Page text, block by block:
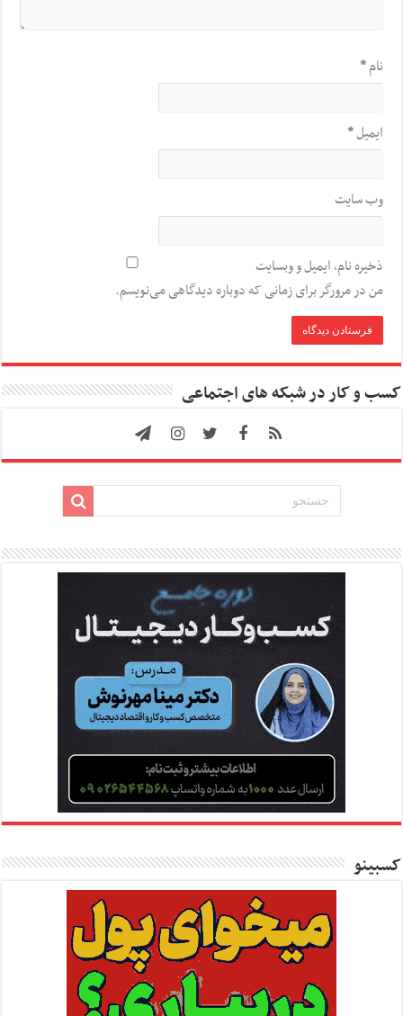
نام*
ایمیل*
وب‌ سایت
ذخیره نام، ایمیل و وبسایت
من در مرورگر برای زمانی که دوباره دیدگاهی می‌نویسم.
کسب و کار در شبکه های اجتماعی
کسبینو